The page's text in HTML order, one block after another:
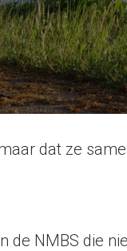
dat ze
de NMBS die